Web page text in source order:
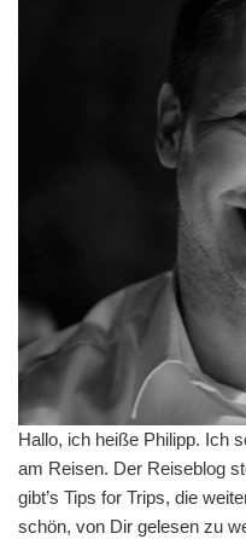
Hallo, ich heiße Philipp. Ich
am Reisen. Der Reiseblog
gibt’s Tips for Trips, die
schön, von Dir gelesen zu